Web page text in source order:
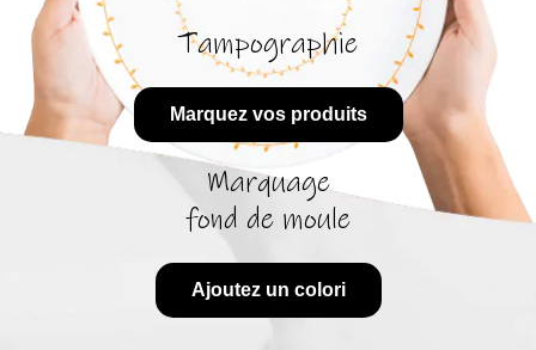
Tampographie
Marquez vos produits
Marquage
fond de moule
Ajoutez un colori